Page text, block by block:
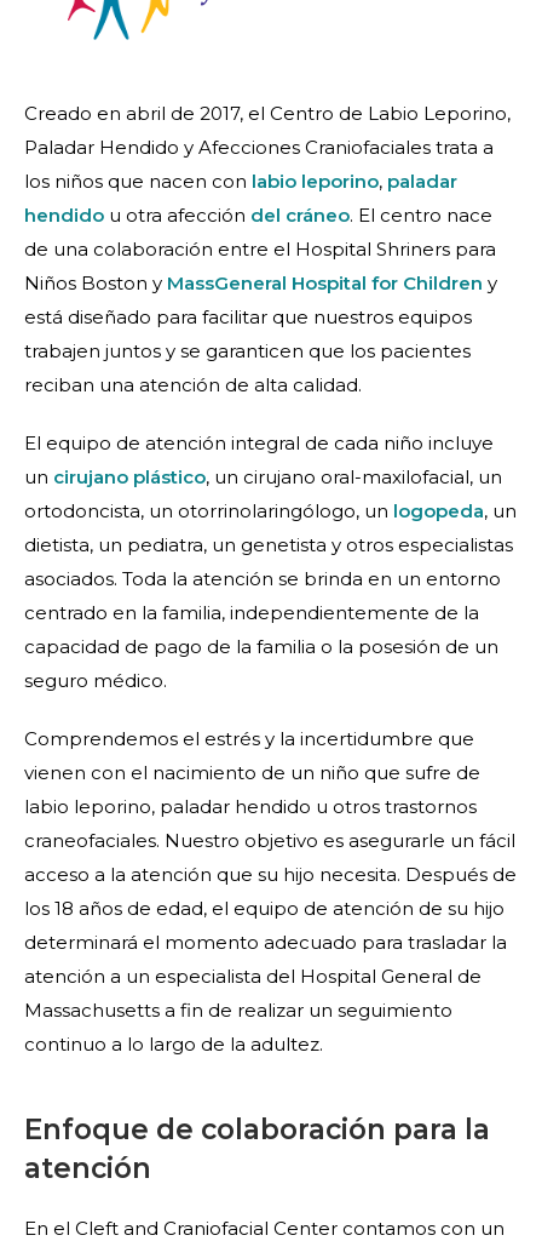
Creado en abril de 2017, el Centro de Labio Leporino,
Paladar Hendido y Afecciones Craniofaciales trata a
los niños que nacen con labio leporino, paladar
hendido u otra afección del cráneo. El centro nace
de una colaboración entre el Hospital Shriners para
Niños Boston y MassGeneral Hospital for Children y
está diseñado para facilitar que nuestros equipos
trabajen juntos y se garanticen que los pacientes
reciban una atención de alta calidad.
El equipo de atención integral de cada niño incluye
un cirujano plástico, un cirujano oral-maxilofacial, un
ortodoncista, un otorrinolaringólogo, un logopeda, un
dietista, un pediatra, un genetista y otros especialistas
asociados. Toda la atención se brinda en un entorno
centrado en la familia, independientemente de la
capacidad de pago de la familia o la posesión de un
seguro médico.
Comprendemos el estrés y la incertidumbre que
vienen con el nacimiento de un niño que sufre de
labio leporino, paladar hendido u otros trastornos
craneofaciales. Nuestro objetivo es asegurarle un fácil
acceso a la atención que su hijo necesita. Después de
los 18 años de edad, el equipo de atención de su hijo
determinará el momento adecuado para trasladar la
atención a un especialista del Hospital General de
Massachusetts a fin de realizar un seguimiento
continuo a lo largo de la adultez.
Enfoque de colaboración para la
atención
En el Cleft and Craniofacial Center contamos con un